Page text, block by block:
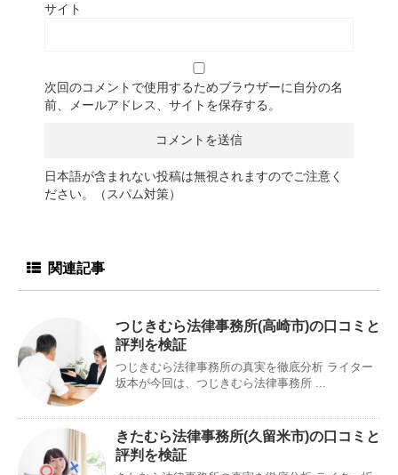
サイト
次回のコメントで使用するためブラウザーに自分の名
前、メールアドレス、サイトを保存する。
日本語が含まれない投稿は無視されますのでご注意く
ださい。（スパム対策）
関連記事
つじきむら法律事務所(高崎市)の口コミと
評判を検証
つじきむら法律事務所の真実を徹底分析 ライター
坂本が今回は、つじきむら法律事務所 ...
きたむら法律事務所(久留米市)の口コミと
評判を検証